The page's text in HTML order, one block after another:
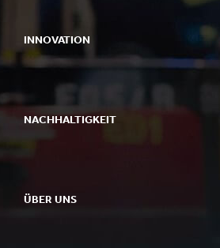
INNOVATION
NACHHALTIGKEIT
ÜBER UNS